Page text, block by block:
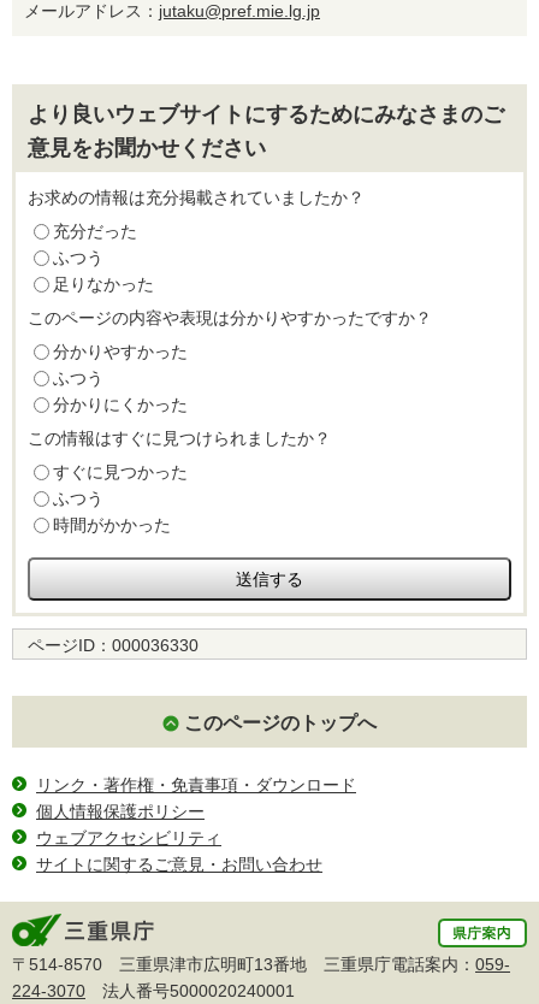
メールアドレス： jutaku@pref.mie.lg.jp
より良いウェブサイトにするためにみなさまのご
意見をお聞かせください
お求めの情報は充分掲載されていましたか？
充分だった
ふつう
足りなかった
このページの内容や表現は分かりやすかったですか？
分かりやすかった
ふつう
分かりにくかった
この情報はすぐに見つけられましたか？
すぐに見つかった
ふつう
時間がかかった
ページID： 000036330
このページのトップへ
リンク・著作権・免責事項・ダウンロード
個人情報保護ポリシー
ウェブアクセシビリティ
サイトに関するご意見・お問い合わせ
〒514-8570 三重県津市広明町13番地 三重県庁電話案内： 059-
224-3070 法人番号5000020240001